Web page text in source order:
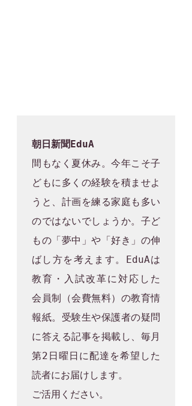
朝日新聞EduA
間もなく夏休み。今年こそ子
どもに多くの経験を積ませよ
うと、計画を練る家庭も多い
のではないでしょうか。子ど
もの「夢中」や「好き」の伸
ばし方を考えます。EduAは
教育・入試改革に対応した
会員制（会費無料）の教育情
報紙。受験生や保護者の疑問
に答える記事を掲載し、毎月
第2日曜日に配達を希望した
読者にお届けします。
ご活用ください。